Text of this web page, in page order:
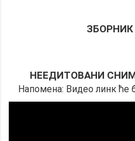
НЕЕДИТОВАНИ
Напомена: Видео линк ће